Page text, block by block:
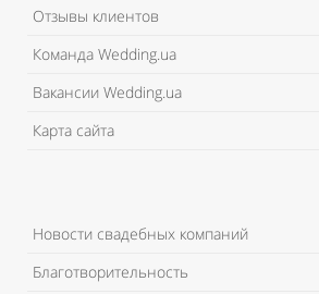
Отзывы клиентов
Команда Wedding.ua
Вакансии Wedding.ua
Карта сайта
Новости свадебных компаний
Благотворительность